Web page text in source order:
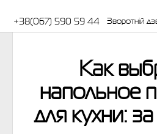
+38(067) 590 59 44 Зворотній
Как
напольное
для кухни: